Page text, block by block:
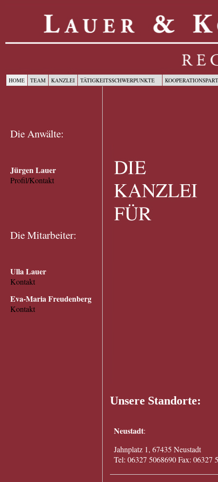
HOME TEAM KANZLEI TÄTIGKEITSSCHWERPUNKTE
Die Anwälte:
Jürgen Lauer
Profil/Kontakt
Die Mitarbeiter:
Ulla Lauer
Kontakt
Eva-Maria Freudenberg
Kontakt
Unsere Standorte:
Neustadt:
Jahnplatz 1, 67435 Neustadt
Tel: 06327 5068690 Fax: 06327